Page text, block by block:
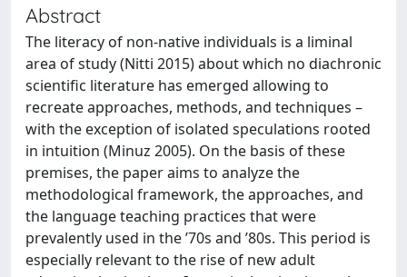
Abstract
The literacy of non-native individuals is a liminal
area of study (Nitti 2015) about which no diachronic
scientific literature has emerged allowing to
recreate approaches, methods, and techniques –
with the exception of isolated speculations rooted
in intuition (Minuz 2005). On the basis of these
premises, the paper aims to analyze the
methodological framework, the approaches, and
the language teaching practices that were
prevalently used in the ’70s and ’80s. This period is
especially relevant to the rise of new adult